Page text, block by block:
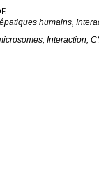
humains,
Interaction,